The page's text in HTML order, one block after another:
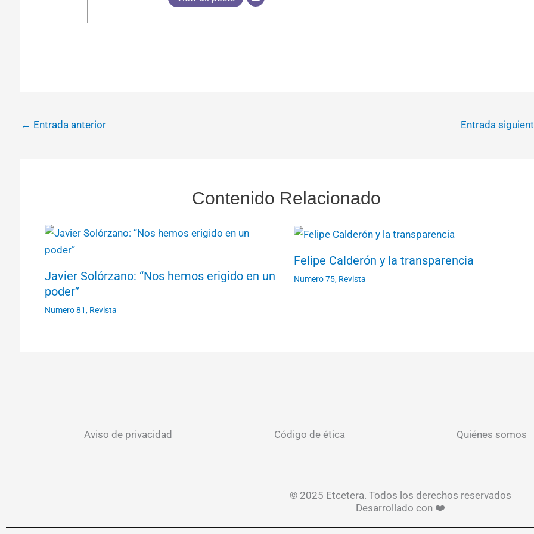
← Entrada anterior Entrada
Contenido Relacionado
Javier Solórzano: “Nos hemos erigido en un
poder”
Numero 81, Revista
Felipe Calderón y la transparencia
Numero 75, Revista
Aviso de privacidad Código de ética Quiénes somos
© 2025 Etcetera. Todos los derechos reservados
Desarrollado con ❤️